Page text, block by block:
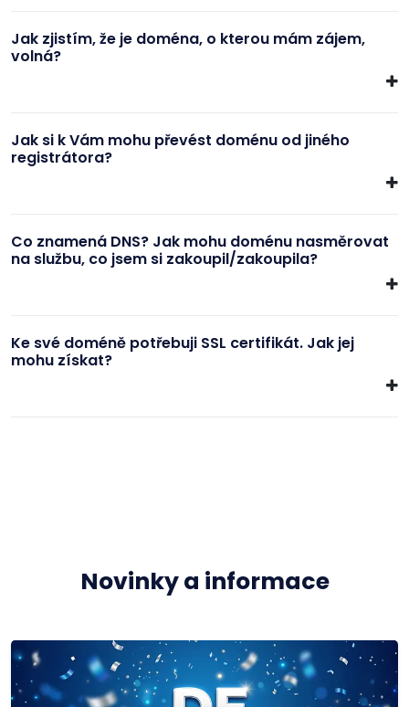
Jak zjistím, že je doména, o kterou mám zájem,
volná?
Jak si k Vám mohu převést doménu od jiného
registrátora?
Co znamená DNS? Jak mohu doménu nasměrovat
na službu, co jsem si zakoupil/zakoupila?
Ke své doméně potřebuji SSL certifikát. Jak jej
mohu získat?
Novinky a informace